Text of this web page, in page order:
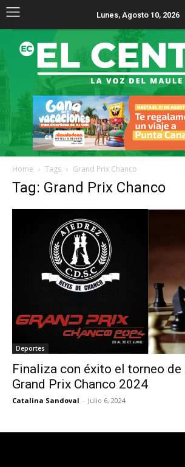
Lunes, Agosto 10, 2026
Home Tags Grand Prix Chanco
Tag: Grand Prix Chanco
Deportes
Finaliza con éxito el torneo de
Grand Prix Chanco 2024
Catalina Sandoval - Julio 6, 2024